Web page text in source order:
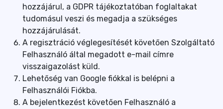
hozzájárul, a GDPR tájékoztatóban foglaltakat
tudomásul veszi és megadja a szükséges
hozzájárulását.
A regisztráció véglegesítését követően Szolgáltató
Felhasználó által megadott e-mail címre
visszaigazolást küld.
Lehetőség van Google fiókkal is belépni a
Felhasználói Fiókba.
A bejelentkezést követően Felhasználó a